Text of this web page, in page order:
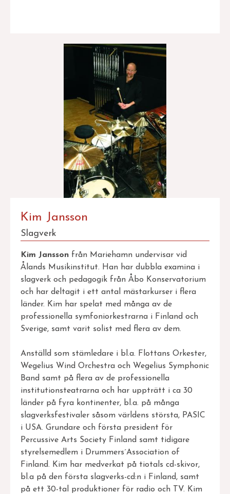
Kim Jansson
Slagverk
Kim Jansson från Mariehamn undervisar vid
Ålands Musikinstitut. Han har dubbla examina i
slagverk och pedagogik från Åbo Konservatorium
och har deltagit i ett antal mästarkurser i flera
länder. Kim har spelat med många av de
professionella symfoniorkestrarna i Finland och
Sverige, samt varit solist med flera av dem.
Anställd som stämledare i bl.a. Flottans Orkester,
Wegelius Wind Orchestra och Wegelius Symphonic
Band samt på flera av de professionella
institutionsteatrarna och har uppträtt i ca 30
länder på fyra kontinenter, bl.a. på många
slagverksfestivaler såsom världens största, PASIC
i USA. Grundare och första president för
Percussive Arts Society Finland samt tidigare
styrelsemedlem i Drummers´Association of
Finland. Kim har medverkat på tiotals cd-skivor,
bl.a på den första slagverks-cd:n i Finland, samt
på ett 30-tal produktioner för radio och TV. Kim